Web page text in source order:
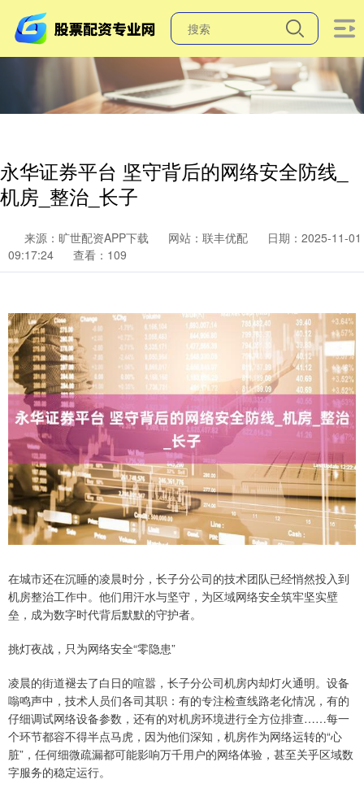
永华证券平台 坚守背后的网络安全防线_
机房_整治_长子
来源：旷世配资APP下载 网站：联丰优配
日期：2025-11-01
09:17:24
查看：109
在城市还在沉睡的凌晨时分，长子分公司的技术团队已经悄然投入到
机房整治工作中。他们用汗水与坚守，为区域网络安全筑牢坚实壁
垒，成为数字时代背后默默的守护者。
挑灯夜战，只为网络安全“零隐患”
凌晨的街道褪去了白日的喧嚣，长子分公司机房内却灯火通明。设备
嗡鸣声中，技术人员们各司其职：有的专注检查线路老化情况，有的
仔细调试网络设备参数，还有的对机房环境进行全方位排查……每一
个环节都容不得半点马虎，因为他们深知，机房作为网络运转的“心
脏”，任何细微疏漏都可能影响万千用户的网络体验，甚至关乎区域数
字服务的稳定运行。